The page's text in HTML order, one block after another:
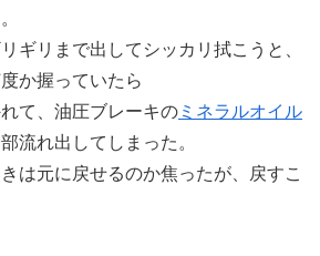
ギリまで出してシッカリ拭こうと、
か握っていたら
て、油圧ブレーキの ミネラルオイル
流れ出してしまった。
は元に戻せるのか焦ったが、戻すこ